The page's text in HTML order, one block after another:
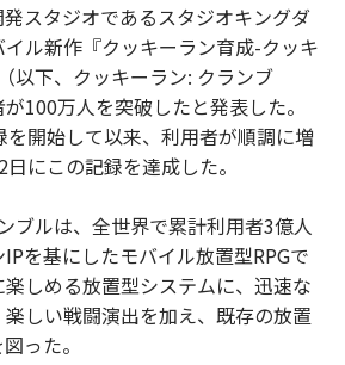
スタジオであるスタジオキングダ
ル新作『クッキーラン育成-クッキ
以下、クッキーラン: クランブ
100万人を突破したと発表した。
開始して以来、利用者が順調に増
にこの記録を達成した。
ブルは、全世界で累計利用者3億人
を基にしたモバイル放置型RPGで
しめる放置型システムに、迅速な
しい戦闘演出を加え、既存の放置
った。